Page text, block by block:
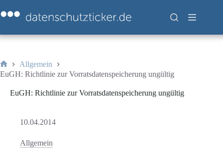
Inhalt
springen
Start
Allgemein
EuGH: Richtlinie zur Vorratsdatenspeicherung ungültig
EuGH: Richtlinie zur Vorratsdatenspeicherung ungültig
10.04.2014
Allgemein